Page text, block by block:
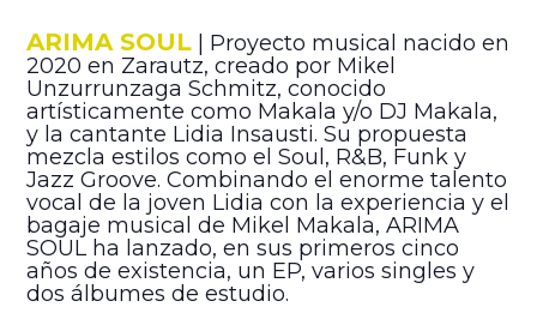
ARIMA SOUL | Proyecto musical nacido en
2020 en Zarautz, creado por Mikel
Unzurrunzaga Schmitz, conocido
artísticamente como Makala y/o DJ Makala,
y la cantante Lidia Insausti. Su propuesta
mezcla estilos como el Soul, R&B, Funk y
Jazz Groove. Combinando el enorme talento
vocal de la joven Lidia con la experiencia y el
bagaje musical de Mikel Makala, ARIMA
SOUL ha lanzado, en sus primeros cinco
años de existencia, un EP, varios singles y
dos álbumes de estudio.